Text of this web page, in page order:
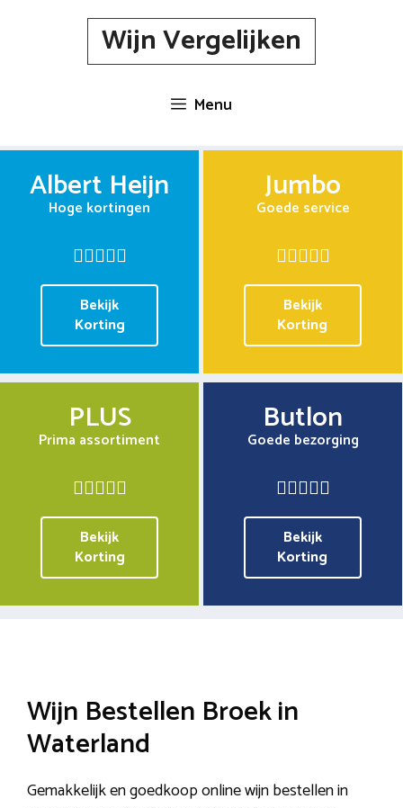
Wijn Vergelijken
Menu
Albert Heijn
Hoge kortingen
Bekijk
Korting
Jumbo
Goede service
Bekijk
Korting
PLUS
Prima assortiment
Bekijk
Korting
Butlon
Goede bezorging
Bekijk
Korting
Wijn Bestellen Broek in
Waterland
Gemakkelijk en goedkoop online wijn bestellen in